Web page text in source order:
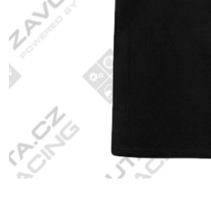
Profil
firmy
Obchodní
podmínky
Doprava